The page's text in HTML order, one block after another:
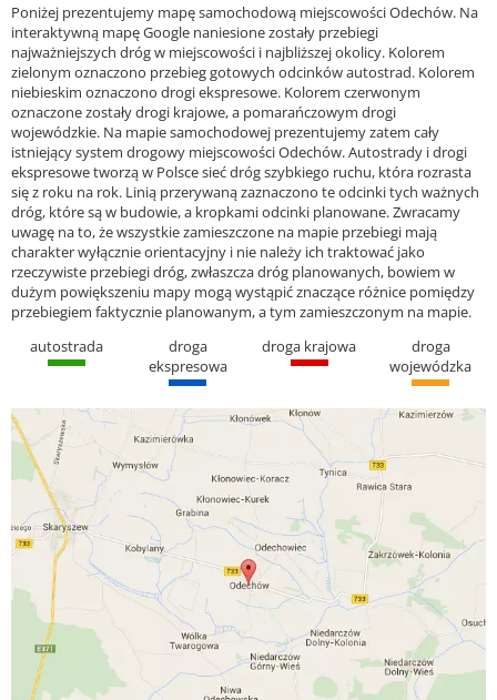
Poniżej prezentujemy mapę samochodową miejscowości Odechów. Na
interaktywną mapę Google naniesione zostały przebiegi
najważniejszych dróg w miejscowości i najbliższej okolicy. Kolorem
zielonym oznaczono przebieg gotowych odcinków autostrad. Kolorem
niebieskim oznaczono drogi ekspresowe. Kolorem czerwonym
oznaczone zostały drogi krajowe, a pomarańczowym drogi
wojewódzkie. Na mapie samochodowej prezentujemy zatem cały
istniejący system drogowy miejscowości Odechów. Autostrady i drogi
ekspresowe tworzą w Polsce sieć dróg szybkiego ruchu, która rozrasta
się z roku na rok. Linią przerywaną zaznaczono te odcinki tych ważnych
dróg, które są w budowie, a kropkami odcinki planowane. Zwracamy
uwagę na to, że wszystkie zamieszczone na mapie przebiegi mają
charakter wyłącznie orientacyjny i nie należy ich traktować jako
rzeczywiste przebiegi dróg, zwłaszcza dróg planowanych, bowiem w
dużym powiększeniu mapy mogą wystąpić znaczące różnice pomiędzy
przebiegiem faktycznie planowanym, a tym zamieszczonym na mapie.
autostrada
droga
ekspresowa
droga krajowa
droga
wojewódzka